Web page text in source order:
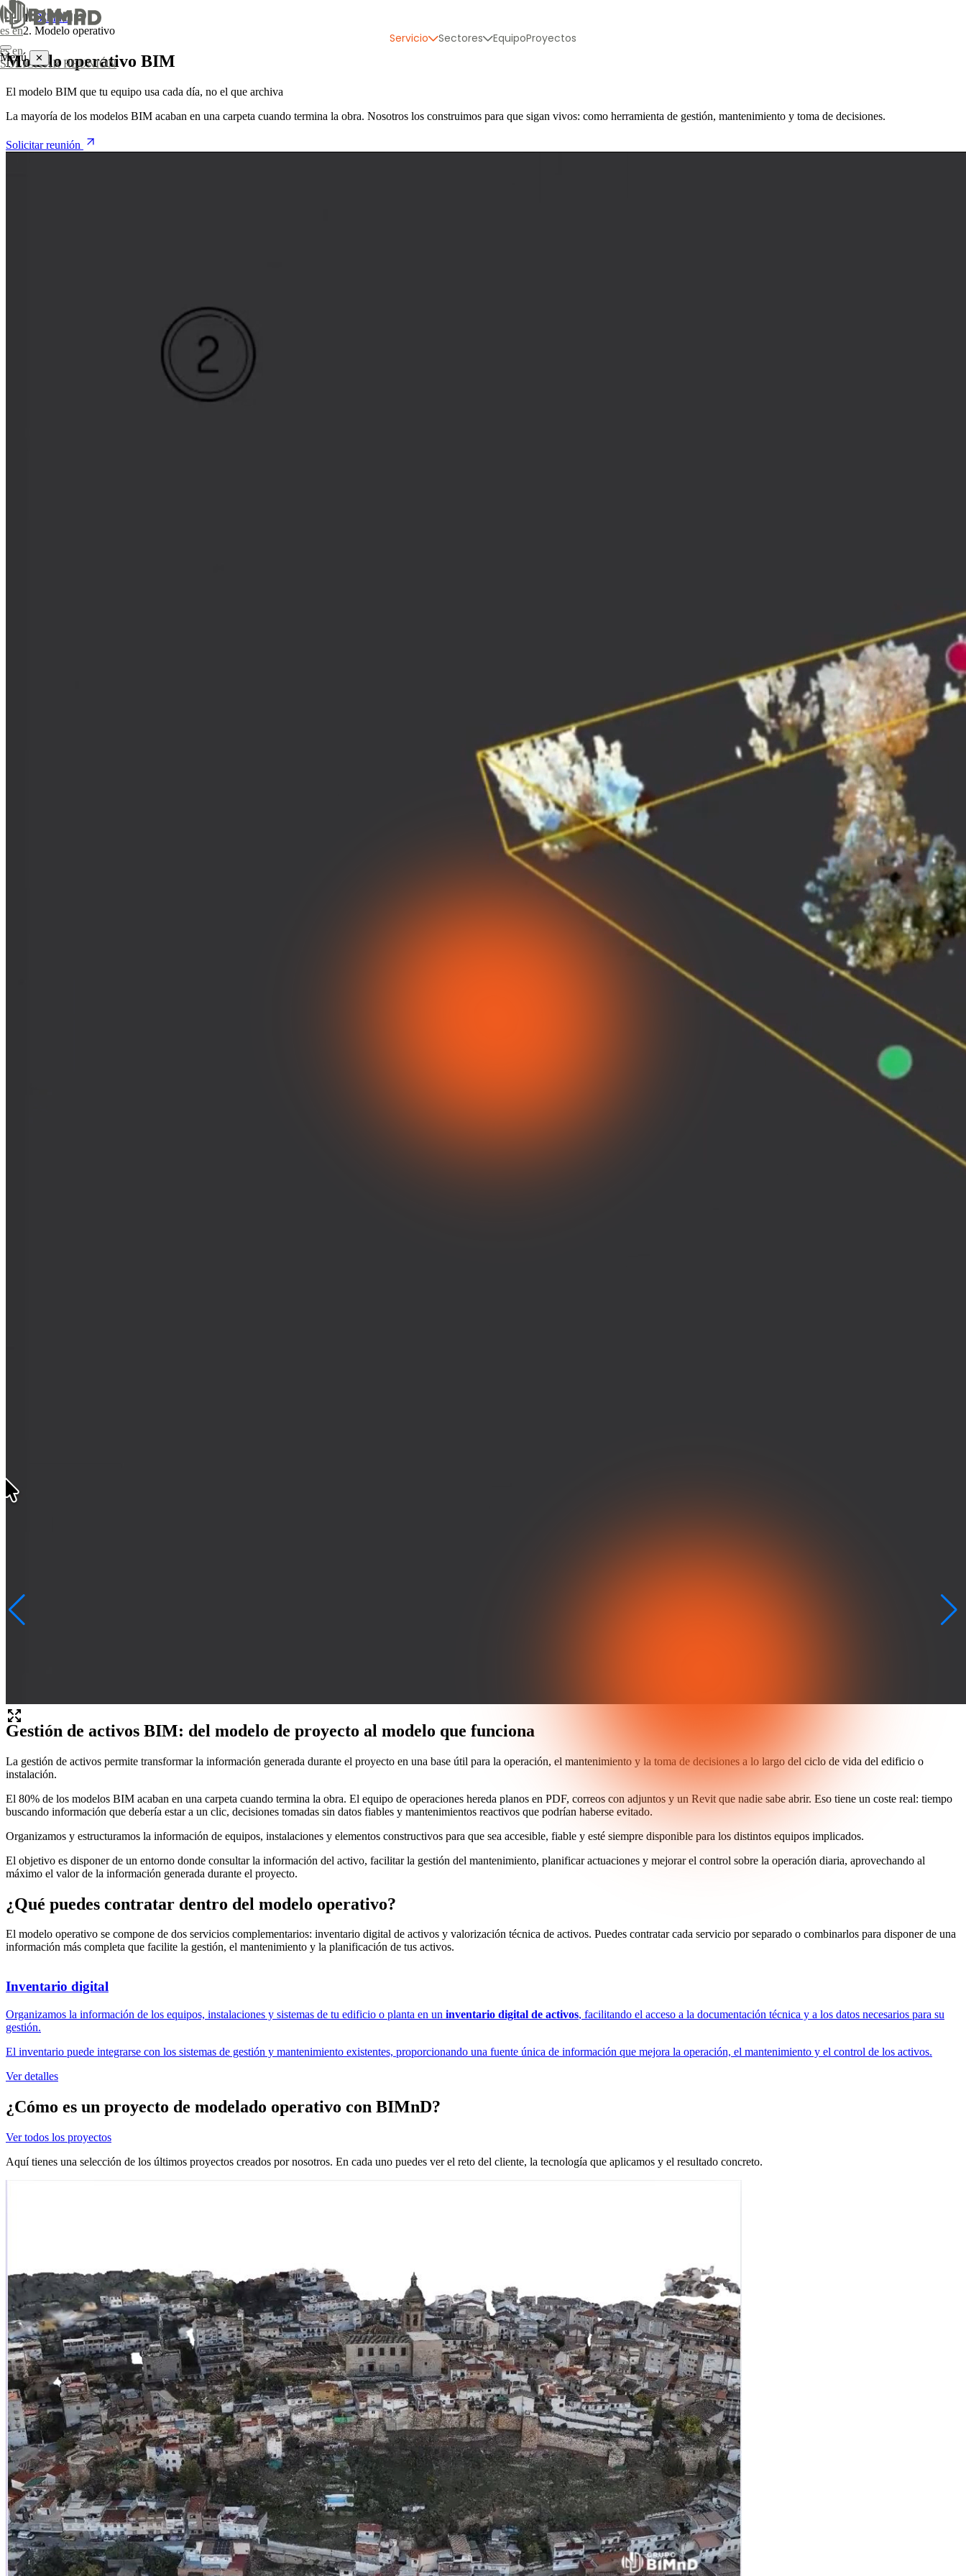
Servicio Sectores EquipoProyectos
esen
SOLICITAR REUNIÓN
esen
Menú ✕
Servicio
Sectores
Proyectos
Solicitar reunión
Consultoría BIM
Formación BIM a medidaCaptura de la realidad
Seguimiento de obra digitalizada
Valorización de activos
Industria
Residencial prime
BIMnD
Modelo operativo
Modelo operativo BIM
El modelo BIM que tu equipo usa cada día, no el que archiva
La mayoría de los modelos BIM acaban en una carpeta cuando termina la obra. Nosotros los construimos para que sigan vivos: como herramienta de gestión, mantenimiento y toma de decisiones.
Solicitar reunión
Gestión de activos BIM: del modelo de proyecto al modelo que funciona
La gestión de activos permite transformar la información generada durante el proyecto en una base útil para la operación, el mantenimiento y la toma de decisiones a lo largo del ciclo de vida del edificio o
instalación.
El 80% de los modelos BIM acaban en una carpeta cuando termina la obra. El equipo de operaciones hereda planos en PDF, correos con adjuntos y un Revit que nadie sabe abrir. Eso tiene un coste real: tiempo
buscando información que debería estar a un clic, decisiones tomadas sin datos fiables y mantenimientos reactivos que podrían haberse evitado.
Organizamos y estructuramos la información de equipos, instalaciones y elementos constructivos para que sea accesible, fiable y esté siempre disponible para los distintos equipos implicados.
El objetivo es disponer de un entorno donde consultar la información del activo, facilitar la gestión del mantenimiento, planificar actuaciones y mejorar el control sobre la operación diaria, aprovechando al
máximo el valor de la información generada durante el proyecto.
¿Qué puedes contratar dentro del modelo operativo?
El modelo operativo se compone de dos servicios complementarios: inventario digital de activos y valorización técnica de activos. Puedes contratar cada servicio por separado o combinarlos para disponer de una
información más completa que facilite la gestión, el mantenimiento y la planificación de tus activos.
Inventario digital
Organizamos la información de los equipos, instalaciones y sistemas de tu edificio o planta en un inventario digital de activos, facilitando el acceso a la documentación técnica y a los datos necesarios para su
gestión.
El inventario puede integrarse con los sistemas de gestión y mantenimiento existentes, proporcionando una fuente única de información que mejora la operación, el mantenimiento y el control de los activos.
Ver detalles
¿Cómo es un proyecto de modelado operativo con BIMnD?
Ver todos los proyectos
Aquí tienes una selección de los últimos proyectos creados por nosotros. En cada uno puedes ver el reto del cliente, la tecnología que aplicamos y el resultado concreto.